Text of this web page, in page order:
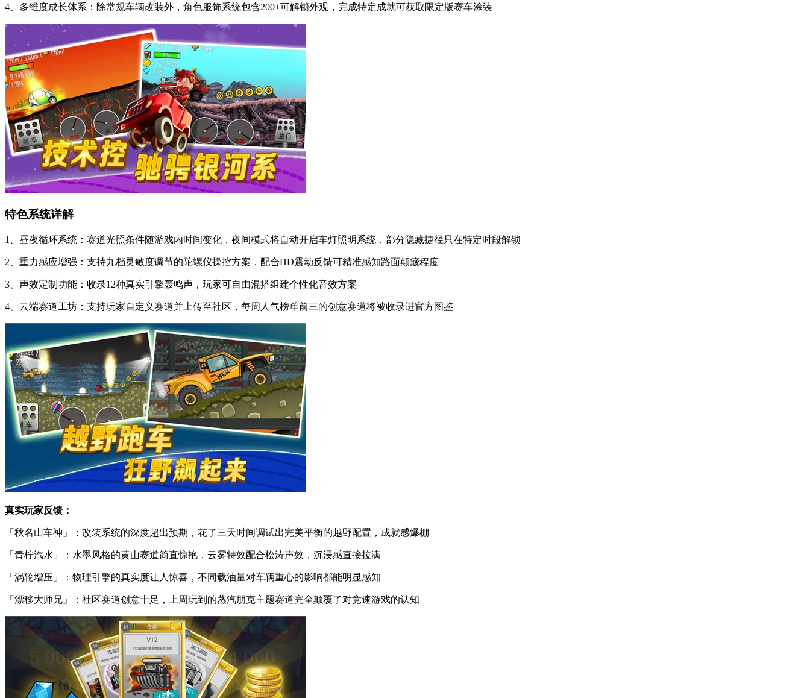
4、多维度成长体系：除常规车辆改装外，角色服饰系统包含200+可解锁外观，完成特定成就可获取限定版赛车涂装
特色系统详解
1、昼夜循环系统：赛道光照条件随游戏内时间变化，夜间模式将自动开启车灯照明系统，部分隐藏捷径只在特定时段解锁
2、重力感应增强：支持九档灵敏度调节的陀螺仪操控方案，配合HD震动反馈可精准感知路面颠簸程度
3、声效定制功能：收录12种真实引擎轰鸣声，玩家可自由混搭组建个性化音效方案
4、云端赛道工坊：支持玩家自定义赛道并上传至社区，每周人气榜单前三的创意赛道将被收录进官方图鉴
真实玩家反馈：
「秋名山车神」：改装系统的深度超出预期，花了三天时间调试出完美平衡的越野配置，成就感爆棚
「青柠汽水」：水墨风格的黄山赛道简直惊艳，云雾特效配合松涛声效，沉浸感直接拉满
「涡轮增压」：物理引擎的真实度让人惊喜，不同载油量对车辆重心的影响都能明显感知
「漂移大师兄」：社区赛道创意十足，上周玩到的蒸汽朋克主题赛道完全颠覆了对竞速游戏的认知